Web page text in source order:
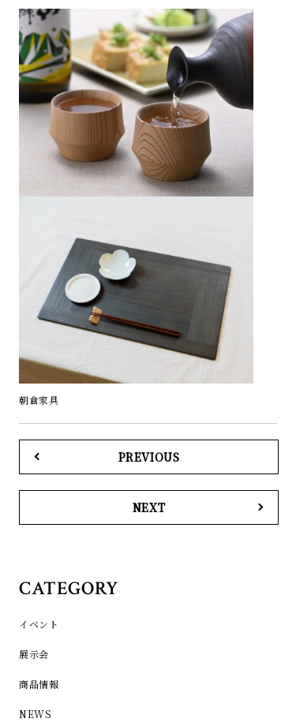
朝倉家具
PREVIOUS
NEXT
CATEGORY
イベント
展示会
商品情報
NEWS